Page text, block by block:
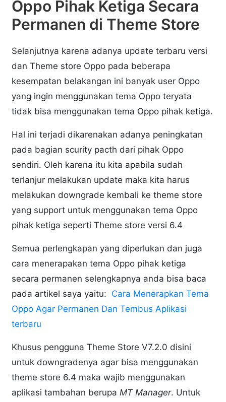
Oppo Pihak Ketiga Secara
Permanen di Theme Store
Selanjutnya karena adanya update terbaru versi
dan Theme store Oppo pada beberapa
kesempatan belakangan ini banyak user Oppo
yang ingin menggunakan tema Oppo teryata
tidak bisa menggunakan tema Oppo pihak ketiga.
Hal ini terjadi dikarenakan adanya peningkatan
pada bagian scurity pacth dari pihak Oppo
sendiri. Oleh karena itu kita apabila sudah
terlanjur melakukan update maka kita harus
melakukan downgrade kembali ke theme store
yang support untuk menggunakan tema Oppo
pihak ketiga seperti Theme store versi 6.4
Semua perlengkapan yang diperlukan dan juga
cara menerapakan tema Oppo pihak ketiga
secara permanen selengkapnya anda bisa baca
pada artikel saya yaitu: Cara Menerapkan Tema
Oppo Agar Permanen Dan Tembus Aplikasi
terbaru
Khusus pengguna Theme Store V7.2.0 disini
untuk downgradenya agar bisa menggunakan
theme store 6.4 maka wajib menggunakan
aplikasi tambahan berupaMT Manager. Untuk